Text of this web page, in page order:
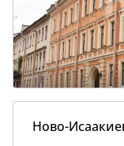
Ново-